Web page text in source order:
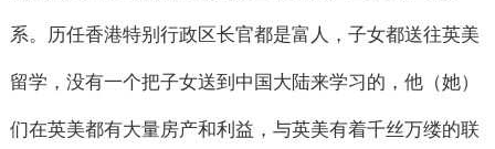
系。历任香港特别行政区长官都是富人，子女都送往英美
留学，没有一个把子女送到中国大陆来学习的，他（她）
们在英美都有大量房产和利益，与英美有着千丝万缕的联